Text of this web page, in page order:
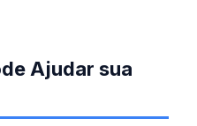
Ajudar sua